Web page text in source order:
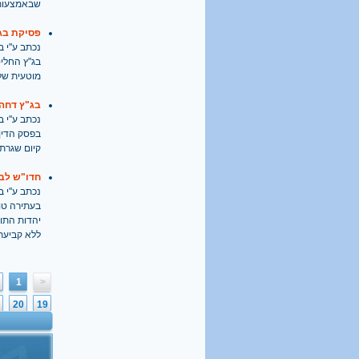
פסיקת
נכתב ע''י
בג"ץ
מוטעית
בג"ץ
נכתב ע''י
בפסק
קיום
חדו"ש
נכתב ע''י
בעתירה
יהדות
ללא
<
1
19
20